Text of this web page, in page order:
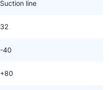
Suction line
32
-40
+80